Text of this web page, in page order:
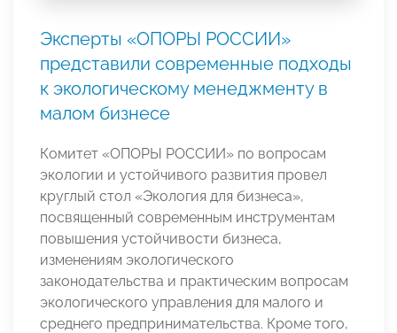
Эксперты «ОПОРЫ РОССИИ»
представили современные подходы
к экологическому менеджменту в
малом бизнесе
Комитет «ОПОРЫ РОССИИ» по вопросам
экологии и устойчивого развития провел
круглый стол «Экология для бизнеса»,
посвященный современным инструментам
повышения устойчивости бизнеса,
изменениям экологического
законодательства и практическим вопросам
экологического управления для малого и
среднего предпринимательства. Кроме того,